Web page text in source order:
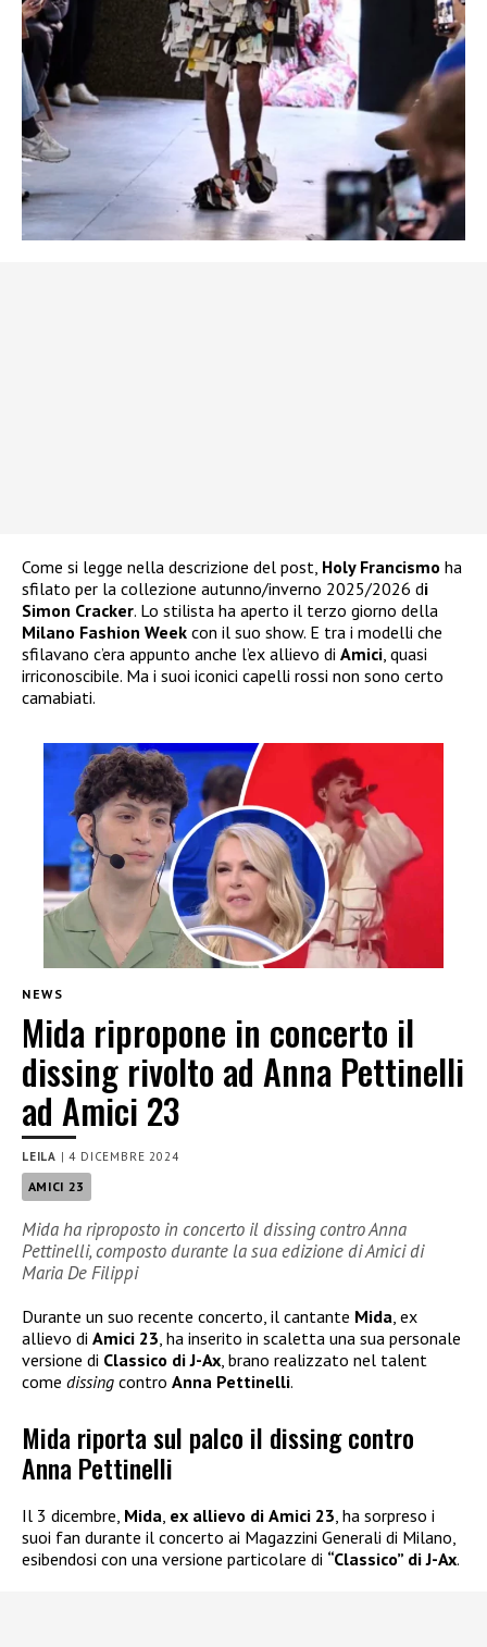
Come si legge nella descrizione del post, Holy Francismo ha
sfilato per la collezione autunno/inverno 2025/2026 di
Simon Cracker. Lo stilista ha aperto il terzo giorno della
Milano Fashion Week con il suo show. E tra i modelli che
sfilavano c’era appunto anche l’ex allievo di Amici, quasi
irriconoscibile. Ma i suoi iconici capelli rossi non sono certo
camabiati.
NEWS
Mida ripropone in concerto il
dissing rivolto ad Anna Pettinelli
ad Amici 23
LEILA |4 DICEMBRE 2024
AMICI 23
Mida ha riproposto in concerto il dissing contro Anna
Pettinelli, composto durante la sua edizione di Amici di
Maria De Filippi
Durante un suo recente concerto, il cantante Mida, ex
allievo di Amici 23, ha inserito in scaletta una sua personale
versione di Classico di J-Ax, brano realizzato nel talent
come dissing contro Anna Pettinelli.
Mida riporta sul palco il dissing contro
Anna Pettinelli
Il 3 dicembre, Mida ex allievo di Amici 23 , ha sorpreso i
suoi fan durante il concerto ai Magazzini Generali di Milano,
esibendosi con una versione particolare di “Classico” di J-Ax.